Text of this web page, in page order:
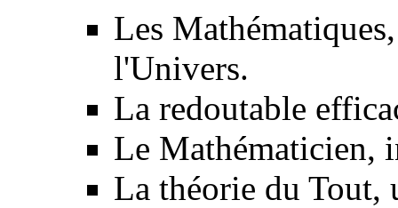
Les
l'Univers.
La redoutable
Le Mathématicien,
La théorie du Tout,